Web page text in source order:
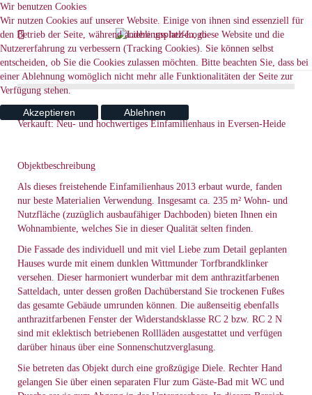
Verkauft: Neu- und hochwertiges Einfamilienhaus in Eversen-Heide
Objektbeschreibung
Als dieses freistehende Einfamilienhaus 2013 erbaut wurde, fanden
nur beste Materialien Verwendung. Insgesamt ca. 235 m² Wohn- und
Nutzfläche (zuzüglich ausbaufähiger Dachboden) bieten Ihnen ein
Wohnambiente, welches Sie in dieser Qualität selten finden.
Die Fassade des individuell und mit viel Liebe zum Detail geplanten
Hauses wurde mit einem dunklen Wittmunder Torfbrandklinker
versehen. Dieser harmoniert wunderbar mit dem anthrazitfarbenen
Satteldach, unter dessen großen Dachüberstand Sie trockenen Fußes
das gesamte Gebäude umrunden können. Die außenseitig ebenfalls
anthrazitfarbenen Fenster der Widerstandsklasse RC 2 bzw. RC 2 N
sind mit eklektisch betriebenen Rollläden ausgestattet und verfügen
darüber hinaus über eine Sonnenschutzverglasung.
Sie betreten das Objekt durch eine großzügige Diele. Rechter Hand
gelangen Sie über einen separaten Flur zum Gäste-Bad mit WC und
Wir benutzen Cookies
Wir nutzen Cookies auf unserer Website. Einige von ihnen sind essenziell für
den Betrieb der Seite, während andere uns helfen, diese Website und die
Nutzererfahrung zu verbessern (Tracking Cookies). Sie können selbst
entscheiden, ob Sie die Cookies zulassen möchten. Bitte beachten Sie, dass bei
einer Ablehnung womöglich nicht mehr alle Funktionalitäten der Seite zur
Verfügung stehen.
Akzeptieren Ablehnen